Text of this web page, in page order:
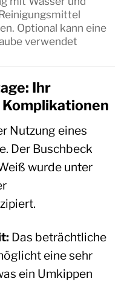
Optional kann eine
verwendet
Ihr
Nutzung eines
Der Buschbeck
wurde unter
Das beträchtliche
eine sehr
ein Umkippen